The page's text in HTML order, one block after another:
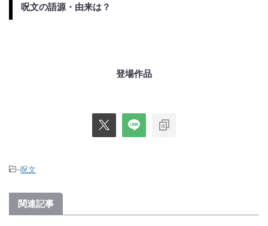
呪文の語源・由来は？
登場作品
-呪文
関連記事